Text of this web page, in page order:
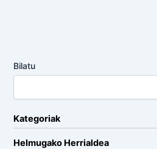
Bilatu
Kategoriak
Helmugako Herrialdea